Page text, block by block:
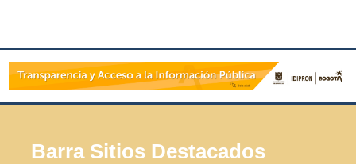
Barra Sitios Destacados